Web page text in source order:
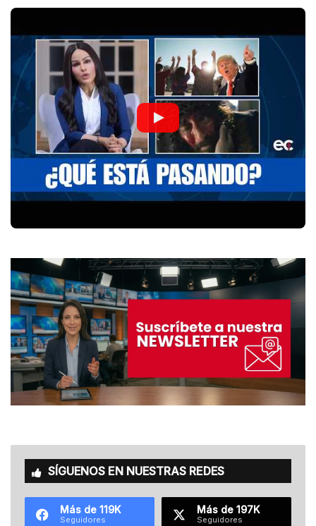
SÍGUENOS EN NUESTRAS REDES
Más de 119K
Seguidores
Más de 197K
Seguidores